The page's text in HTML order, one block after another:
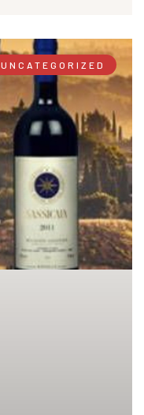
UNCATEGORIZED